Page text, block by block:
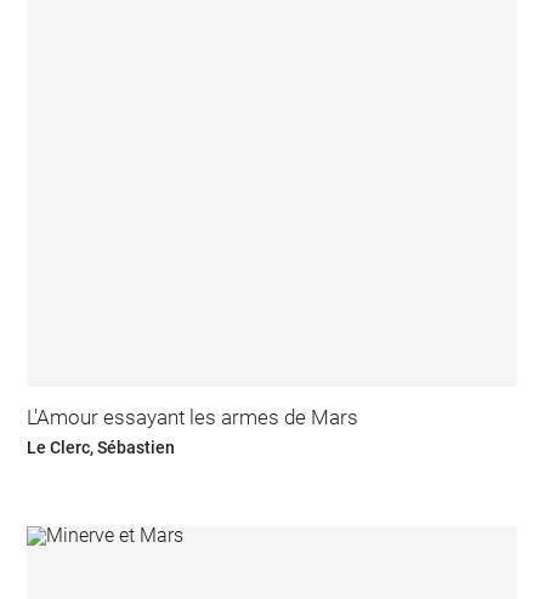
L'Amour essayant les armes de Mars
Le Clerc, Sébastien